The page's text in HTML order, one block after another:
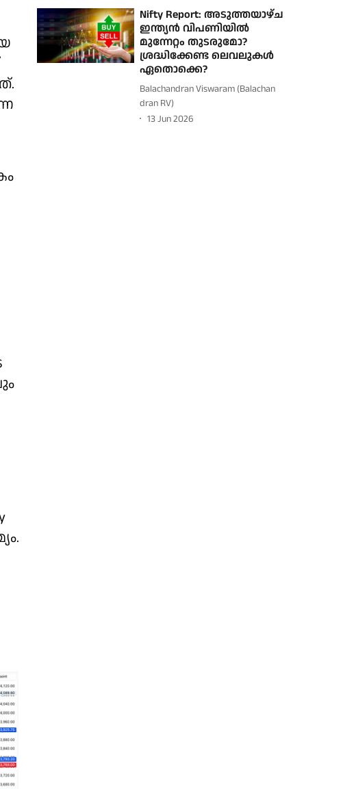
Nifty Report: അടുത്തയാഴ്ച
ഇന്ത്യൻ വിപണിയിൽ
മുന്നേറ്റം തുടരുമോ?
ശ്രദ്ധിക്കേണ്ട ലെവലുകൾ
ഏതൊക്കെ?
Balachandran Viswaram (Balachan
dran RV)
13 Jun 2026